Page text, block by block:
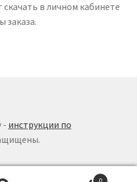
в личном кабинете
заказа.
- инструкции по